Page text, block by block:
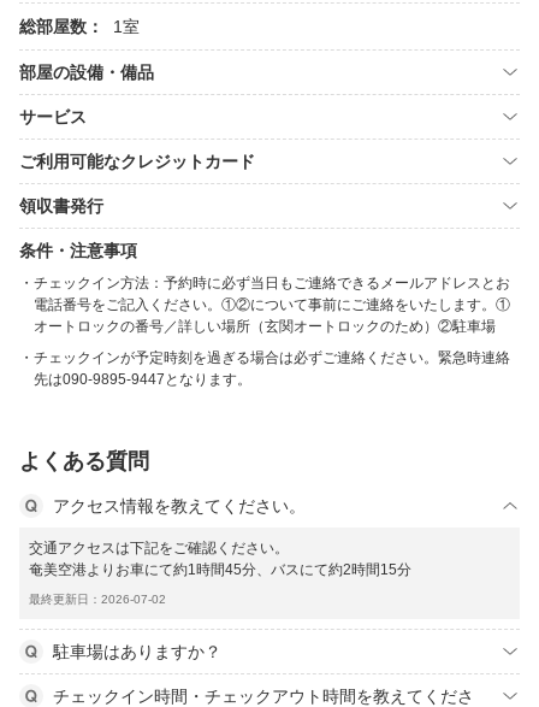
総部屋数： 1室
部屋の設備・備品
サービス
ご利用可能なクレジットカード
領収書発行
条件・注意事項
チェックイン方法：予約時に必ず当日もご連絡できるメールアドレスとお
電話番号をご記入ください。①②について事前にご連絡をいたします。①
オートロックの番号／詳しい場所（玄関オートロックのため）②駐車場
チェックインが予定時刻を過ぎる場合は必ずご連絡ください。緊急時連絡
先は090-9895-9447となります。
よくある質問
アクセス情報を教えてください。
交通アクセスは下記をご確認ください。
奄美空港よりお車にて約1時間45分、バスにて約2時間15分
最終更新日：2026-07-02
駐車場はありますか？
チェックイン時間・チェックアウト時間を教えてくださ